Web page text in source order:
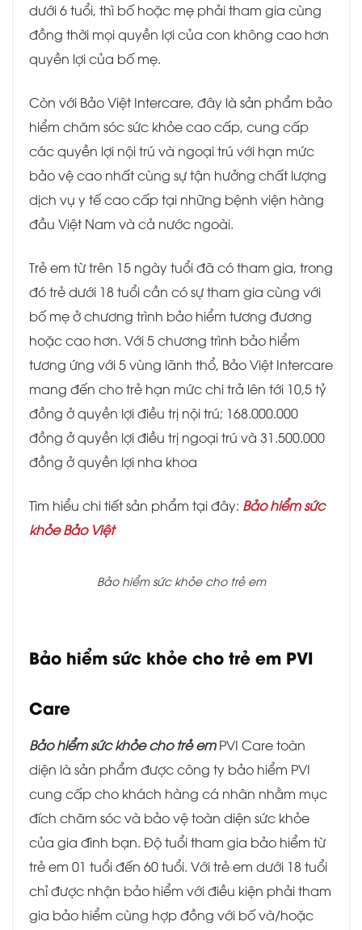
dưới 6 tuổi, thì bố hoặc mẹ phải tham gia cùng
đồng thời mọi quyền lợi của con không cao hơn
quyền lợi của bố mẹ.
Còn với Bảo Việt Intercare, đây là sản phẩm bảo
hiểm chăm sóc sức khỏe cao cấp, cung cấp
các quyền lợi nội trú và ngoại trú với hạn mức
bảo vệ cao nhất cùng sự tận hưởng chất lượng
dịch vụ y tế cao cấp tại những bệnh viện hàng
đầu Việt Nam và cả nước ngoài.
Trẻ em từ trên 15 ngày tuổi đã có tham gia, trong
đó trẻ dưới 18 tuổi cần có sự tham gia cùng với
bố mẹ ở chương trình bảo hiểm tương đương
hoặc cao hơn. Với 5 chương trình bảo hiểm
tương ứng với 5 vùng lãnh thổ, Bảo Việt Intercare
mang đến cho trẻ hạn mức chi trả lên tới 10,5 tỷ
đồng ở quyền lợi điều trị nội trú; 168.000.000
đồng ở quyền lợi điều trị ngoại trú và 31.500.000
đồng ở quyền lợi nha khoa
Tìm hiểu chi tiết sản phẩm tại đây: Bảo hiểm sức
khỏe Bảo Việt
Bảo hiểm sức khỏe cho trẻ em
Bảo hiểm sức khỏe cho trẻ em PVI
Care
Bảo hiểm sức khỏe cho trẻ emPVI Care toàn
diện là sản phẩm được công ty bảo hiểm PVI
cung cấp cho khách hàng cá nhân nhằm mục
đích chăm sóc và bảo vệ toàn diện sức khỏe
của gia đình bạn. Độ tuổi tham gia bảo hiểm từ
trẻ em 01 tuổi đến 60 tuổi. Với trẻ em dưới 18 tuổi
chỉ được nhận bảo hiểm với điều kiện phải tham
gia bảo hiểm cùng hợp đồng với bố và/hoặc